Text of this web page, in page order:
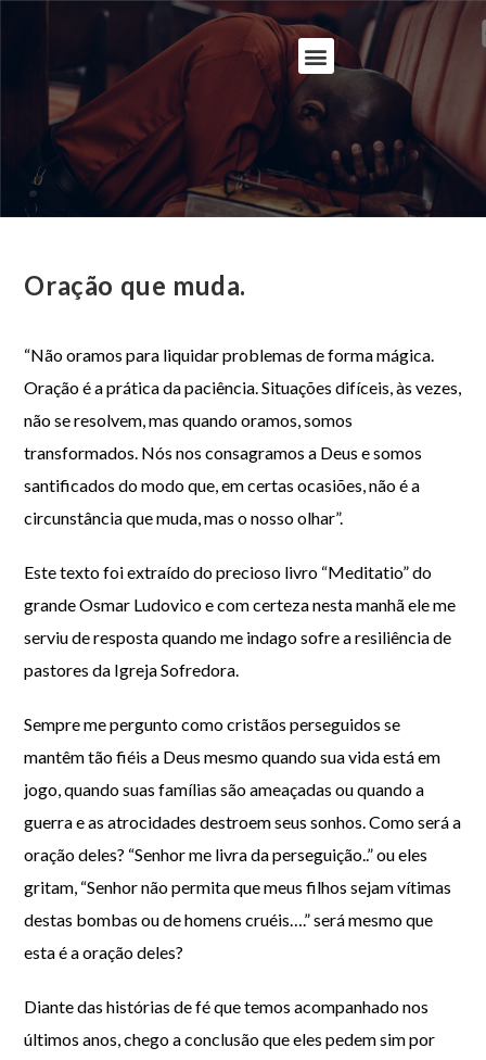
Oração que muda.
“Não oramos para liquidar problemas de forma mágica.
Oração é a prática da paciência. Situações difíceis, às vezes,
não se resolvem, mas quando oramos, somos
transformados. Nós nos consagramos a Deus e somos
santificados do modo que, em certas ocasiões, não é a
circunstância que muda, mas o nosso olhar”.
Este texto foi extraído do precioso livro “Meditatio” do
grande Osmar Ludovico e com certeza nesta manhã ele me
serviu de resposta quando me indago sofre a resiliência de
pastores da Igreja Sofredora.
Sempre me pergunto como cristãos perseguidos se
mantêm tão fiéis a Deus mesmo quando sua vida está em
jogo, quando suas famílias são ameaçadas ou quando a
guerra e as atrocidades destroem seus sonhos. Como será a
oração deles? “Senhor me livra da perseguição..” ou eles
gritam, “Senhor não permita que meus filhos sejam vítimas
destas bombas ou de homens cruéis….” será mesmo que
esta é a oração deles?
Diante das histórias de fé que temos acompanhado nos
últimos anos, chego a conclusão que eles pedem sim por